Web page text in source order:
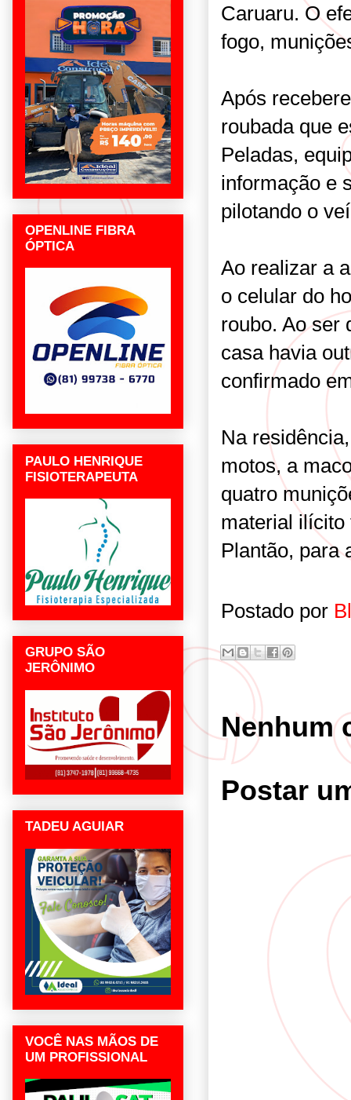
Caruaru. O
fogo,
Após
roubada que
Peladas,
informação e
pilotando o
Ao realizar a
o celular do
roubo. Ao ser
casa havia
confirmado
Na
motos, a
quatro
material ilícito
Plantão, para
Postado por
Nenhum
Postar
OPENLINE FIBRA
ÓPTICA
PAULO HENRIQUE
FISIOTERAPEUTA
GRUPO SÃO
JERÔNIMO
TADEU AGUIAR
VOCÊ NAS MÃOS DE
UM PROFISSIONAL